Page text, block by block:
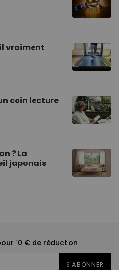
vraiment
coin lecture
? La
japonais
10 € de réduction
S'ABONNER